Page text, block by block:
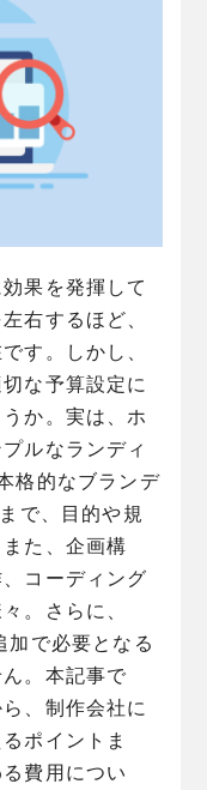
果を発揮して
右するほど、
す。しかし、
な予算設定に
か。実は、ホ
ルなランディ
格的なブランデ
で、目的や規
た、企画構
コーディング
。さらに、
加で必要となる
。本記事で
、制作会社に
ポイントま
費用につい